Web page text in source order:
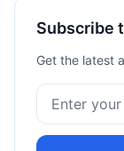
Subscribe
Get the latest